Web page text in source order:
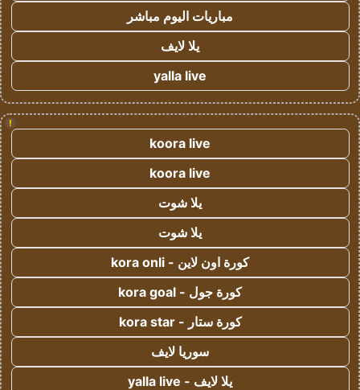
مباريات اليوم مباشر
يلا لايف
yalla live
!
koora live
koora live
يلا شوت
يلا شوت
كورة اون لاين - kora onli
كورة جول - kora goal
كورة ستار - kora star
سوريا لايف
يلا لايف - yalla live